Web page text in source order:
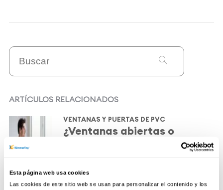
Esta página web usa cookies
Las cookies de este sitio web se usan para personalizar el contenido y los
ARTÍCULOS RELACIONADOS
VENTANAS Y PUERTAS DE PVC
¿Ventanas abiertas o
cerradas en verano? La
mejor forma de mantener tu
01 Jul 2026